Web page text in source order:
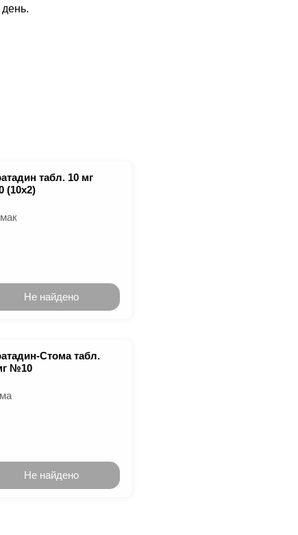
табл. 10 мг
(10х2)
Не найдено
Стома табл.
№10
Не найдено